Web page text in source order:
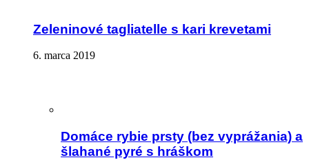
Zeleninové tagliatelle s kari krevetami
6. marca 2019
Domáce rybie prsty (bez vyprážania) a
šlahané pyré s hráškom